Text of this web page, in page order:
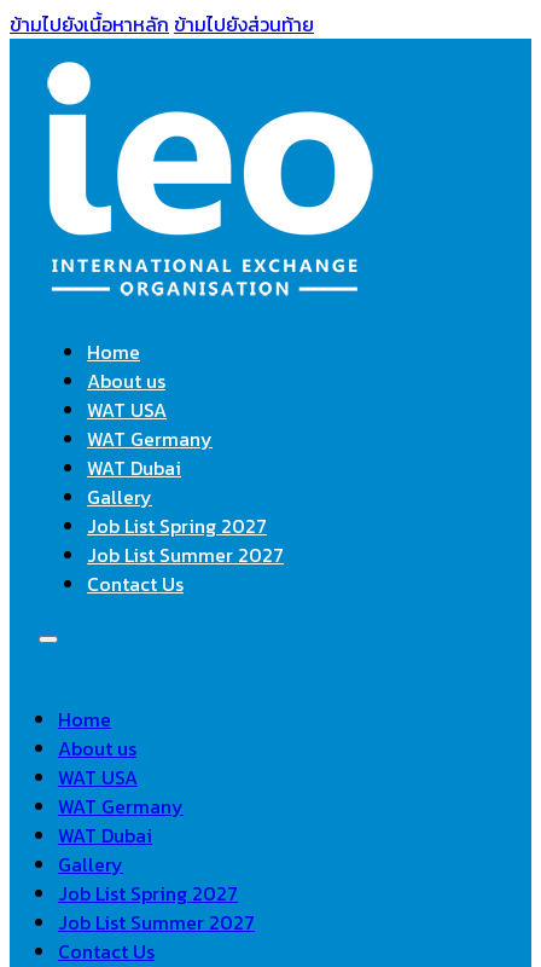
ข้ามไปยังเนื้อหาหลัก ข้ามไปยังส่วนท้าย
Home
About us
WAT USA
WAT Germany
WAT Dubai
Gallery
Job List Spring 2027
Job List Summer 2027
Contact Us
Home
About us
WAT USA
WAT Germany
WAT Dubai
Gallery
Job List Spring 2027
Job List Summer 2027
Contact Us